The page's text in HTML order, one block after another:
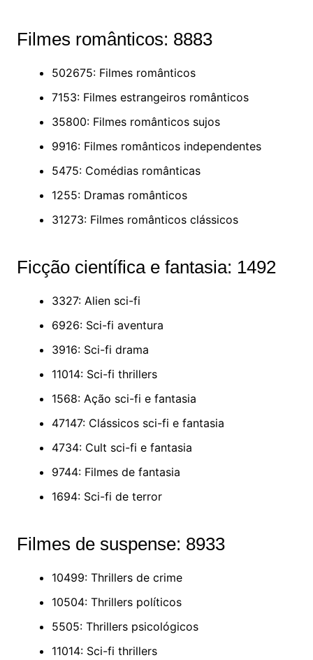
Filmes românticos: 8883
502675: Filmes românticos
7153: Filmes estrangeiros românticos
35800: Filmes românticos sujos
9916: Filmes românticos independentes
5475: Comédias românticas
1255: Dramas românticos
31273: Filmes românticos clássicos
Ficção científica e fantasia: 1492
3327: Alien sci-fi
6926: Sci-fi aventura
3916: Sci-fi drama
11014: Sci-fi thrillers
1568: Ação sci-fi e fantasia
47147: Clássicos sci-fi e fantasia
4734: Cult sci-fi e fantasia
9744: Filmes de fantasia
1694: Sci-fi de terror
Filmes de suspense: 8933
10499: Thrillers de crime
10504: Thrillers políticos
5505: Thrillers psicológicos
11014: Sci-fi thrillers